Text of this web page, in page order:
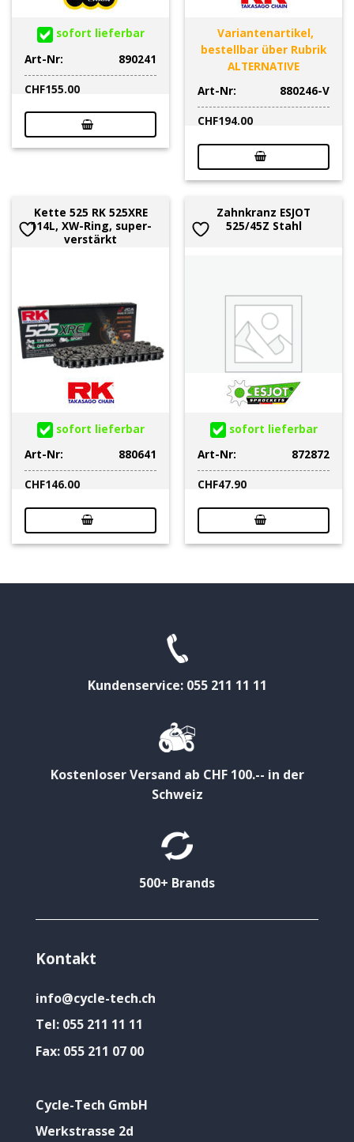
sofort lieferbar
Art-Nr:
890241
CHF155.00
Variantenartikel,
bestellbar über Rubrik
ALTERNATIVE
Art-Nr:
880246-V
CHF194.00
Kette 525 RK 525XRE
114L, XW-Ring, super-
verstärkt
sofort lieferbar
Art-Nr:
880641
CHF146.00
Zahnkranz ESJOT
525/45Z Stahl
sofort lieferbar
Art-Nr:
872872
CHF47.90
Kundenservice: 055 211 11 11
Kostenloser Versand ab CHF 100.-- in der
Schweiz
500+ Brands
Kontakt
info@cycle-tech.ch
Tel: 055 211 11 11
Fax: 055 211 07 00
Cycle-Tech GmbH
Werkstrasse 2d